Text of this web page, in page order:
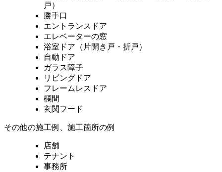
戸）
勝手口
エントランスドア
エレベーターの窓
浴室ドア（片開き戸・折戸）
自動ドア
ガラス障子
リビングドア
フレームレスドア
欄間
玄関フード
その他の施工例、施工箇所の例
店舗
テナント
事務所